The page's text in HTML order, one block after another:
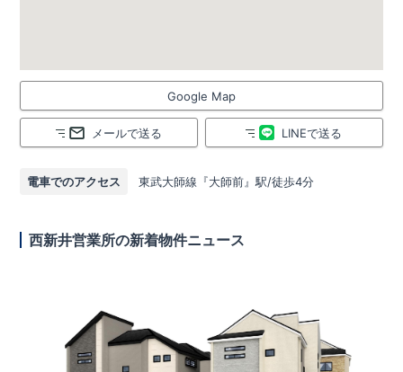
Google Map
メールで送る LINEで送る
電車でのアクセス 東武大師線『大師前』駅/徒歩4分
西新井営業所の新着物件ニュース